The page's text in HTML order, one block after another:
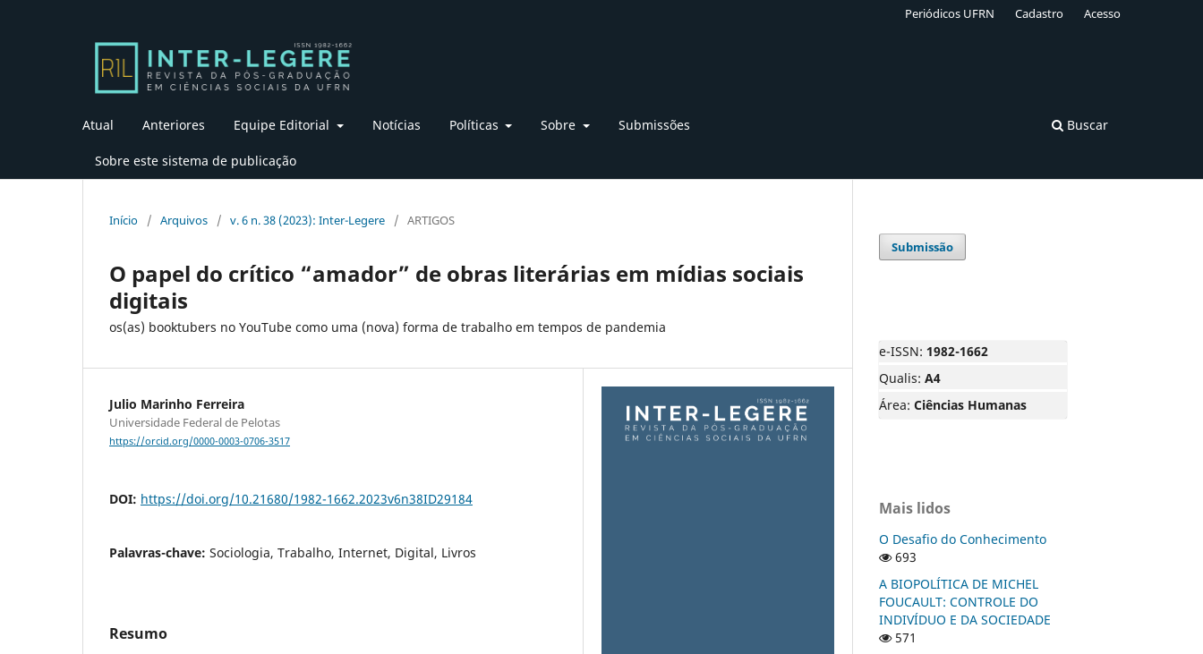
Atual Anteriores Equipe Editorial Notícias Políticas Sobre Submissões
Sobre este sistema de publicação
Buscar
Periódicos UFRN Cadastro Acesso
Início / Arquivos / v. 6 n. 38 (2023): Inter-Legere / ARTIGOS
O papel do crítico “amador” de obras literárias em mídias sociais
digitais
os(as) booktubers no YouTube como uma (nova) forma de trabalho em tempos de pandemia
Julio Marinho Ferreira
Universidade Federal de Pelotas
https://orcid.org/0000-0003-0706-3517
DOI: https://doi.org/10.21680/1982-1662.2023v6n38ID29184
Palavras-chave: Sociologia, Trabalho, Internet, Digital, Livros
Resumo
Submissão
e-ISSN: 1982-1662
Qualis: A4
Área: Ciências Humanas
Mais lidos
O Desafio do Conhecimento
693
A BIOPOLÍTICA DE MICHEL
FOUCAULT: CONTROLE DO
INDIVÍDUO E DA SOCIEDADE
571